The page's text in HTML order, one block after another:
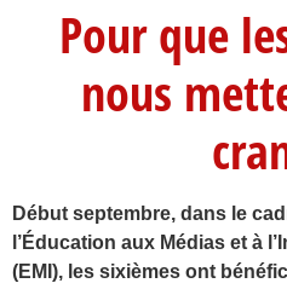
Pour que
nous
Début septembre, dans le
l’Éducation aux Médias et à
(EMI), les sixièmes ont